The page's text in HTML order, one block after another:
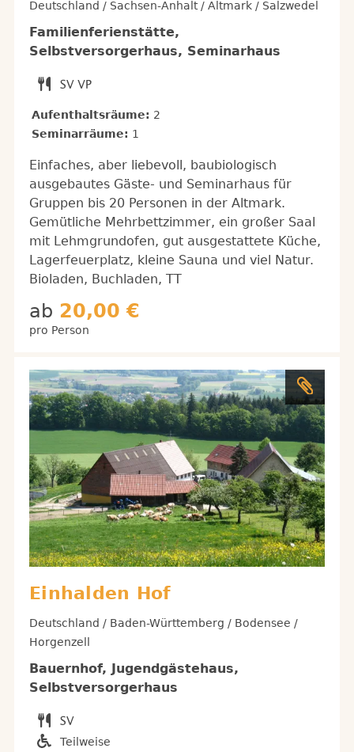
Deutschland / Sachsen-Anhalt / Altmark / Salzwedel
Familienferienstätte,
Selbstversorgerhaus, Seminarhaus
Aufenthaltsräume: 2
Seminarräume: 1
Einfaches, aber liebevoll, baubiologisch
ausgebautes Gäste- und Seminarhaus für
Gruppen bis 20 Personen in der Altmark.
Gemütliche Mehrbettzimmer, ein großer Saal
mit Lehmgrundofen, gut ausgestattete Küche,
Lagerfeuerplatz, kleine Sauna und viel Natur.
Bioladen, Buchladen, TT
ab 20,00 €
pro Person
Einhalden Hof
Deutschland / Baden-Württemberg / Bodensee /
Horgenzell
Bauernhof, Jugendgästehaus,
Selbstversorgerhaus
Teilweise